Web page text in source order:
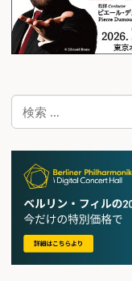
検
索